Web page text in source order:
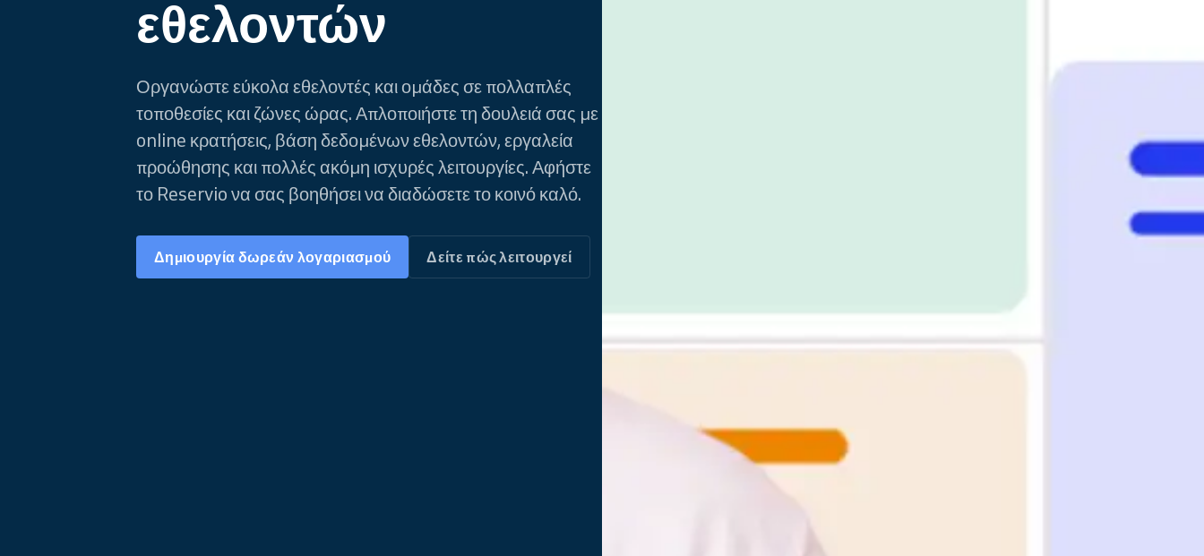
εθελοντών
Οργανώστε εύκολα εθελοντές και ομάδες σε πολλαπλές
τοποθεσίες και ζώνες ώρας. Απλοποιήστε τη δουλειά σας με
online κρατήσεις, βάση δεδομένων εθελοντών, εργαλεία
προώθησης και πολλές ακόμη ισχυρές λειτουργίες. Αφήστε
το Reservio να σας βοηθήσει να διαδώσετε το κοινό καλό.
Δημιουργία δωρεάν λογαριασμού Δείτε πώς λειτουργεί